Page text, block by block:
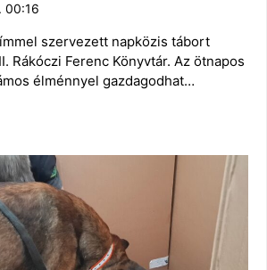
00:16
szervezett napközis tábort
Rákóczi Ferenc Könyvtár. Az ötnapos
élménnyel gazdagodhat…